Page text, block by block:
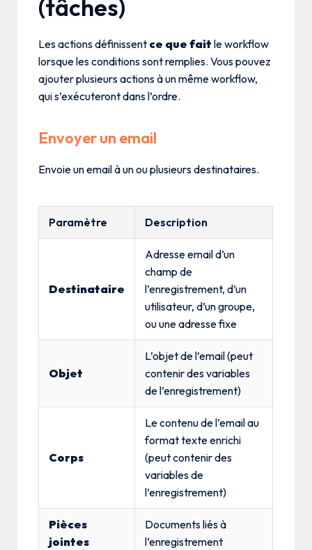
(tâches)
Les actions définissent ce que fait le workflow
lorsque les conditions sont remplies. Vous pouvez
ajouter plusieurs actions à un même workflow,
qui s’exécuteront dans l’ordre.
Envoyer un email
Envoie un email à un ou plusieurs destinataires.
Paramètre Description
Destinataire
Adresse email d’un
champ de
l’enregistrement, d’un
utilisateur, d’un groupe,
ou une adresse fixe
Objet
L’objet de l’email (peut
contenir des variables
de l’enregistrement)
Corps
Le contenu de l’email au
format texte enrichi
(peut contenir des
variables de
l’enregistrement)
Pièces
jointes
Documents liés à
l’enregistrement